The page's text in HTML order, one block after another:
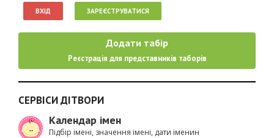
ВХІД ЗАРЕЄСТРУВАТИСЯ
Додати табір
Реєстрація для представників таборів
СЕРВІСИ ДІТВОРИ
Календар імен
Підбір імені, значення імені, дати іменин